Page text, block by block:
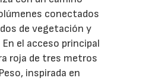
conectados
de vegetación y
el acceso principal
roja de tres metros
inspirada en